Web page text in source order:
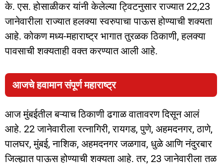
के. एस. होसाळीकर यांनी केलेल्या ट्विटनुसार राज्यात 22,23
जानेवारीला राज्यात हलक्या स्वरुपाचा पाऊस होण्याची शक्यता
आहे. कोकण मध्य-महाराष्ट्र भागात तुरळक ठिकाणी, हलक्या
पावसाची शक्यताही वक्त करण्यात आली आहे.
आजचे हवामान संपूर्ण महाराष्ट्र
आज मुंबईतील बऱ्याच ठिकाणी ढगाळ वातावरण दिसून आलं
आहे. 22 जानेवारीला रत्नागिरी, रायगड, पुणे, अहमदनगर, ठाणे,
पालघर, मुंबई, नाशिक, अहमदनगर जळगाव, धुळे आणि नंदुरबार
जिल्ह्यात पाऊस होण्याची शक्यता आहे. तर, 23 जानेवारीला तळ